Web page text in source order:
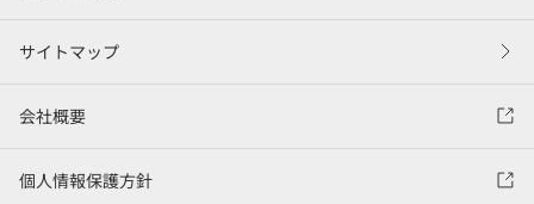
サイトマップ
会社概要
個人情報保護方針